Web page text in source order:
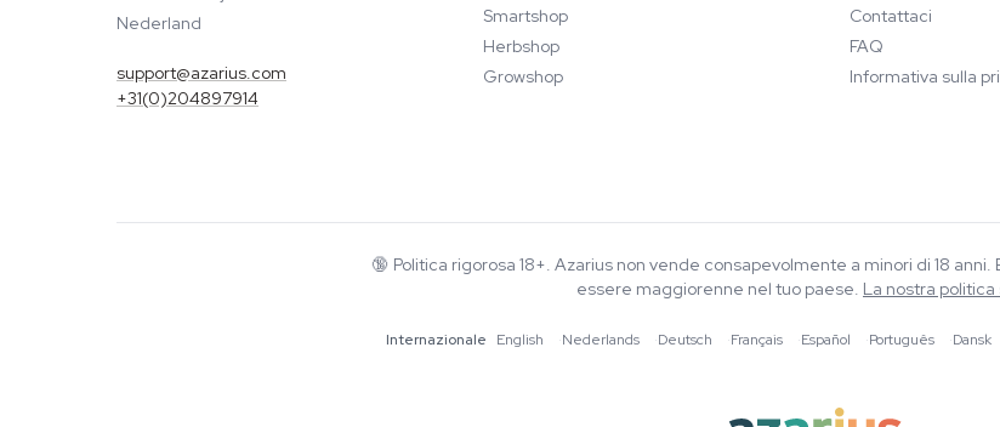
Nederland
support@azarius.com
+31(0)204897914
Smartshop
Herbshop
Growshop
Contattaci
FAQ
Informativa sulla
🔞 Politica rigorosa 18+. Azarius non vende consapevolmente a minori di 18
essere maggiorenne nel tuo paese. La nostra politica
Internazionale English ·Nederlands ·Deutsch ·Français ·Español ·Português ·Dansk